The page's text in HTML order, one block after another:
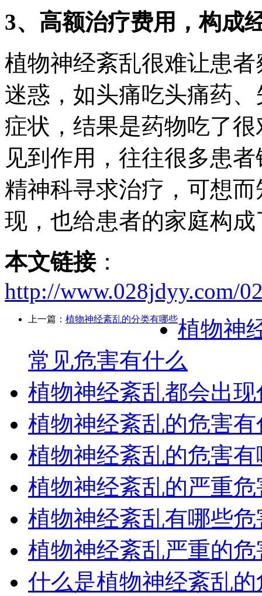
3、高额治疗费用，构成
植物神经紊乱很难让患
迷惑，如头痛吃头痛药
症状，结果是药物吃了
见到作用，往往很多患
精神科寻求治疗，可想
现，也给患者的家庭构
本文链接：
http://www.028jdyy.com/
上一篇： 植物神经紊乱的分类有哪些植物神
常见危害有什么
植物神经紊乱都会出
植物神经紊乱的危害
植物神经紊乱的危害有
植物神经紊乱的严重
植物神经紊乱有哪些
植物神经紊乱严重的
什么是植物神经紊乱的